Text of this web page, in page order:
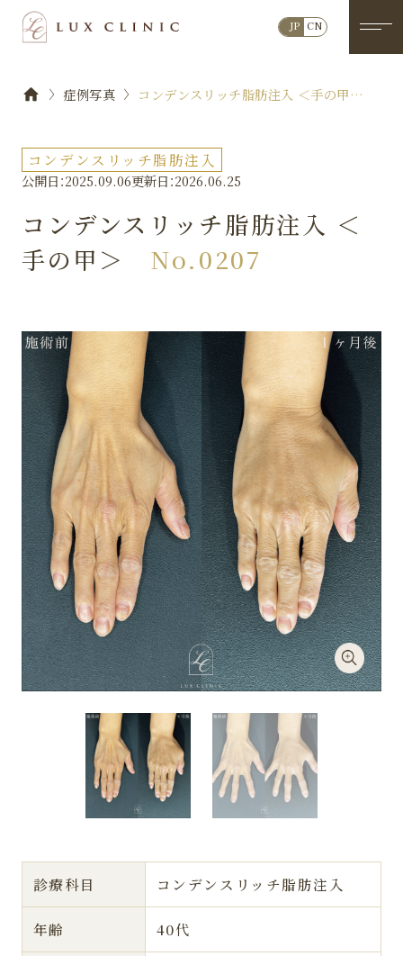
JP CN
症例写真
コンデンスリッチ脂肪注入 ＜手の甲＞
コンデンスリッチ脂肪注入
公開日：2025.09.06更新日：2026.06.25
コンデンスリッチ脂肪注入 ＜
手の甲＞ No.0207
診療科目 コンデンスリッチ脂肪注入
年齢 40代